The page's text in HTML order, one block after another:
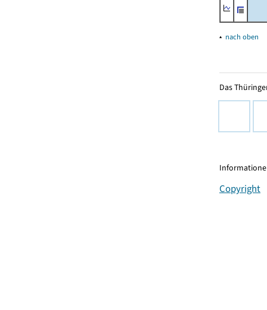
▴ nach oben
Das
Copyright